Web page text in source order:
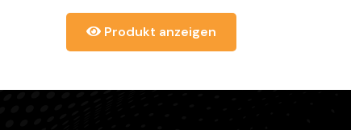
Produkt anzeigen